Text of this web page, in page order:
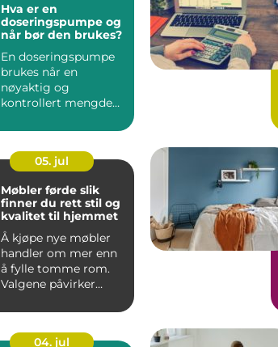
Hva er en
doseringspumpe og
når bør den brukes?
En doseringspumpe
brukes når en
nøyaktig og
kontrollert mengde
prosess, ofte o...
05. jul
Møbler førde slik
finner du rett stil og
kvalitet til hjemmet
Å kjøpe nye møbler
handler om mer enn
å fylle tomme rom.
Valgene påvirker
brukes, hv...
04. jul